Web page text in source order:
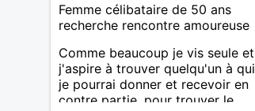
Femme célibataire de 50 ans
recherche rencontre amoureuse
Comme beaucoup je vis seule et
j'aspire à trouver quelqu'un à qui
je pourrai donner et recevoir en
contre partie, pour trouver le